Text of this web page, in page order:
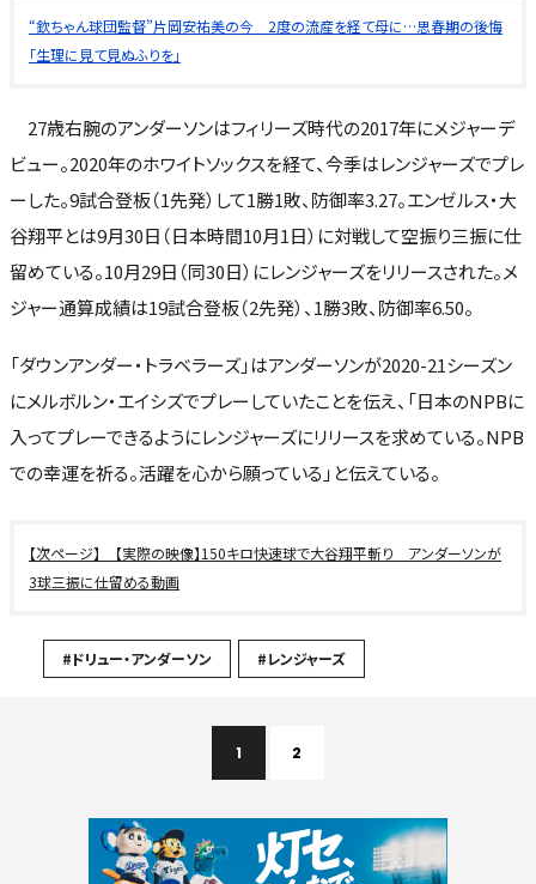
“欽ちゃん球団監督”片岡安祐美の今 2度の流産を経て母に…思春期の後悔
「生理に見て見ぬふりを」
27歳右腕のアンダーソンはフィリーズ時代の2017年にメジャーデ
ビュー。2020年のホワイトソックスを経て、今季はレンジャーズでプレ
ーした。9試合登板（1先発）して1勝1敗、防御率3.27。エンゼルス・大
谷翔平とは9月30日（日本時間10月1日）に対戦して空振り三振に仕
留めている。10月29日（同30日）にレンジャーズをリリースされた。メ
ジャー通算成績は19試合登板（2先発）、1勝3敗、防御率6.50。
「ダウンアンダー・トラベラーズ」はアンダーソンが2020-21シーズン
にメルボルン・エイシズでプレーしていたことを伝え、「日本のNPBに
入ってプレーできるようにレンジャーズにリリースを求めている。NPB
での幸運を祈る。活躍を心から願っている」と伝えている。
【実際の映像】150キロ快速球で大谷翔平斬り アンダーソンが
3球三振に仕留める動画
#ドリュー・アンダーソン #レンジャーズ
1 2